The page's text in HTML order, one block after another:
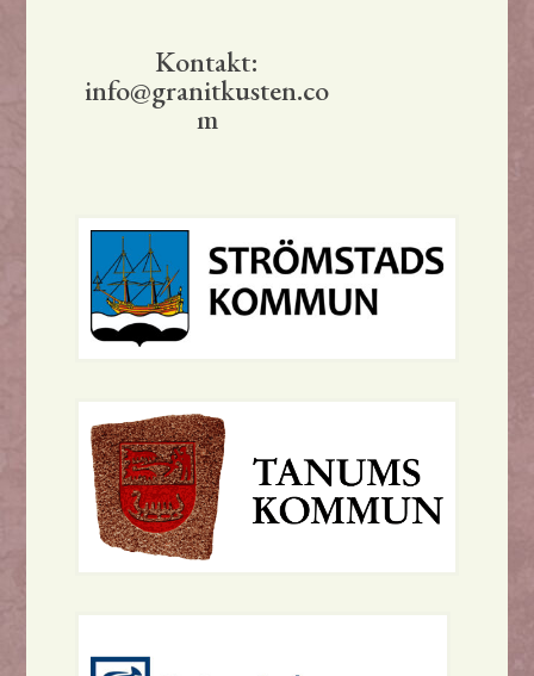
Kontakt:
info@granitkusten.co
m